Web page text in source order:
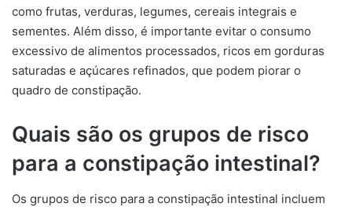
como frutas, verduras, legumes, cereais integrais e
sementes. Além disso, é importante evitar o consumo
excessivo de alimentos processados, ricos em gorduras
saturadas e açúcares refinados, que podem piorar o
quadro de constipação.
Quais são os grupos de risco
para a constipação intestinal?
Os grupos de risco para a constipação intestinal incluem